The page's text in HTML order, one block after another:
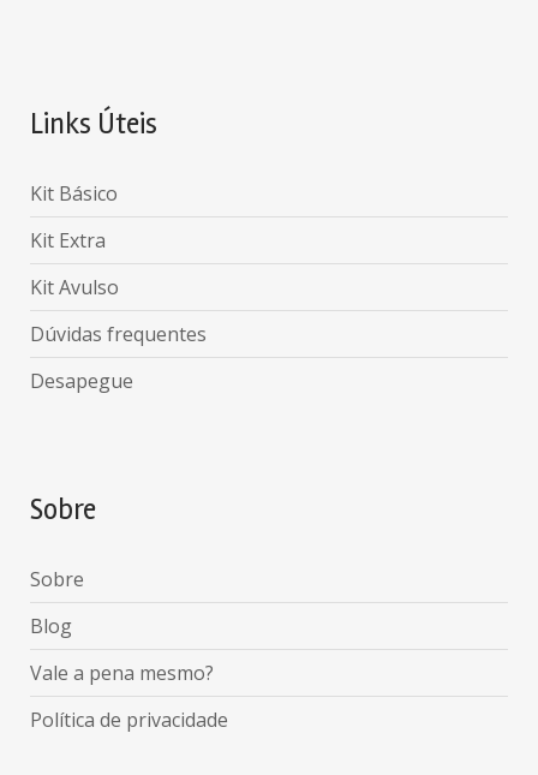
Links Úteis
Kit Básico
Kit Extra
Kit Avulso
Dúvidas frequentes
Desapegue
Sobre
Sobre
Blog
Vale a pena mesmo?
Política de privacidade